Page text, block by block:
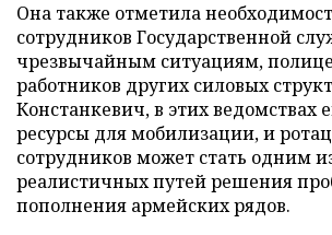
Она также отметила
сотрудников Государственной
чрезвычайным ситуациям,
работников других силовых
Констанкевич, в этих ведомствах
ресурсы для мобилизации, и
сотрудников может стать одним
реалистичных путей решения
пополнения армейских рядов.